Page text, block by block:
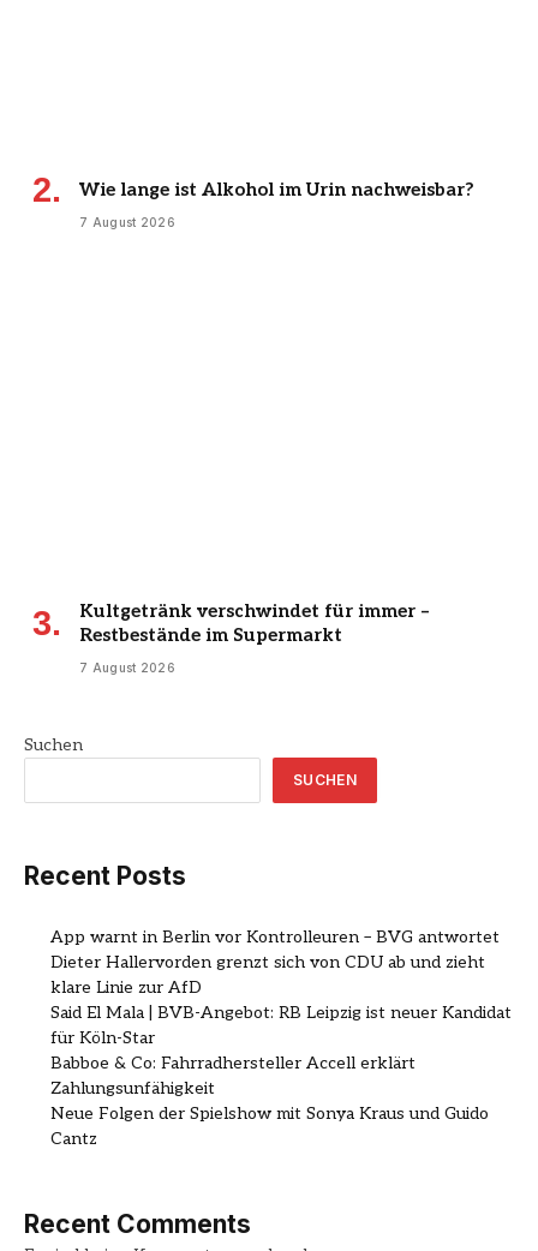
Wie lange ist Alkohol im Urin nachweisbar?
7 August 2026
Kultgetränk verschwindet für immer –
Restbestände im Supermarkt
7 August 2026
Suchen
SUCHEN
Recent Posts
App warnt in Berlin vor Kontrolleuren – BVG antwortet
Dieter Hallervorden grenzt sich von CDU ab und zieht
klare Linie zur AfD
Said El Mala | BVB-Angebot: RB Leipzig ist neuer Kandidat
für Köln-Star
Babboe & Co: Fahrradhersteller Accell erklärt
Zahlungsunfähigkeit
Neue Folgen der Spielshow mit Sonya Kraus und Guido
Cantz
Recent Comments